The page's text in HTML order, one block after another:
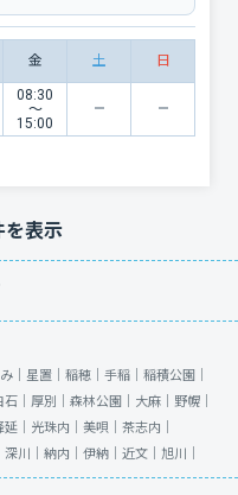
金 土 日
08:30
〜
15:00
表示
｜ 星置｜ 稲穂｜ 手稲｜ 稲積公園｜
石｜ 厚別｜ 森林公園｜ 大麻｜ 野幌｜
延｜ 光珠内｜ 美唄｜ 茶志内｜
深川｜ 納内｜ 伊納｜ 近文｜ 旭川｜